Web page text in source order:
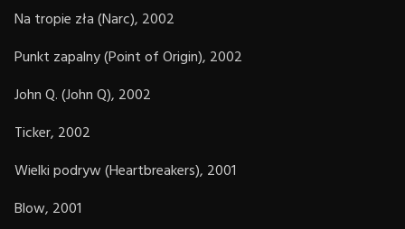
Na tropie zła (Narc), 2002
Punkt zapalny (Point of Origin), 2002
John Q. (John Q), 2002
Ticker, 2002
Wielki podryw (Heartbreakers), 2001
Blow, 2001